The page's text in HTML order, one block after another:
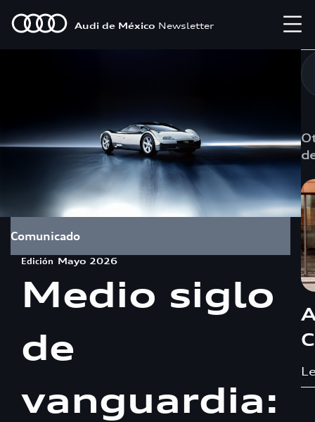
Audi de México Newsletter
Comunicado
Edición Mayo 2026
Medio siglo
de
vanguardia: